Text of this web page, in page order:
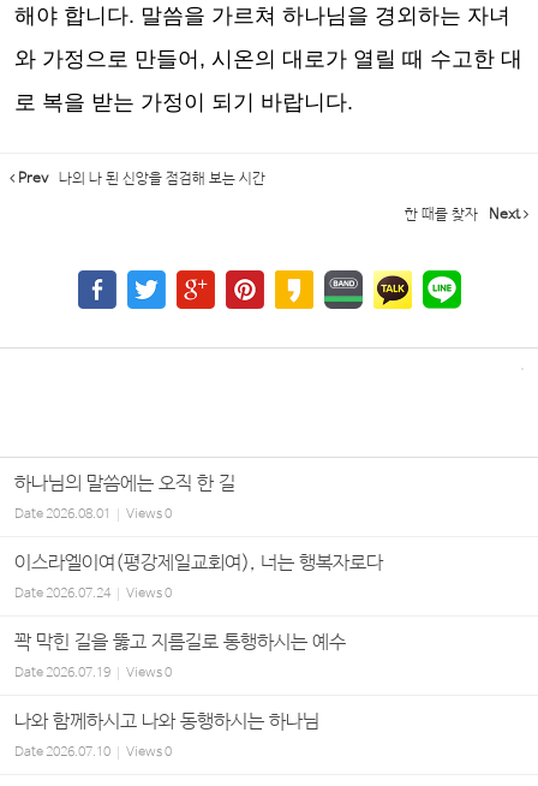
해야 합니다. 말씀을 가르쳐 하나님을 경외하는 자녀
와 가정으로 만들어 , 시온의 대로가 열릴 때 수고한 대
로 복을 받는 가정이 되기 바랍니다.
Prev 나의 나 된 신앙을 점검해 보는 시간
한 때를 찾자 Next
하나님의 말씀에는 오직 한 길
Date2026.08.01 Views0
이스라엘이여(평강제일교회여), 너는 행복자로다
Date2026.07.24 Views0
꽉 막힌 길을 뚫고 지름길로 통행하시는 예수
Date2026.07.19 Views0
나와 함께하시고 나와 동행하시는 하나님
Date2026.07.10 Views0